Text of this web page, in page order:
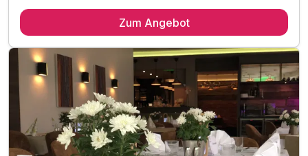
1 x Verwöhn-Frühstück vom Buffet
inkl. Finnische Sauna 90°& Bio Sauna 60°
inkl. Eisbrunnen & Rainshower Duschen
inkl. Infrarot Kabine
inkl. Leihbademantel und -Slipper
inkl. Parkplatz
inkl. W-LAN
Zum Angebot